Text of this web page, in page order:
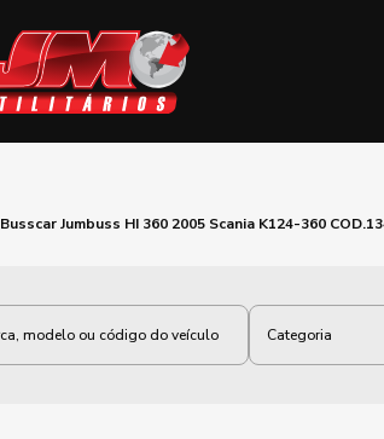
Busscar Jumbuss HI 360 2005 Scania K124-360